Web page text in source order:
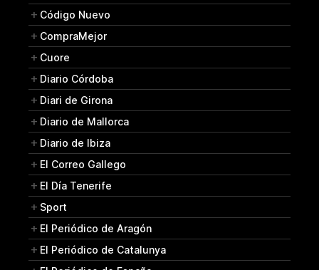
Código Nuevo
CompraMejor
Cuore
Diario Córdoba
Diari de Girona
Diario de Mallorca
Diario de Ibiza
El Correo Gallego
El Día Tenerife
Sport
El Periódico de Aragón
El Periódico de Catalunya